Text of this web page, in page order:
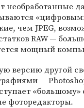
необработанные
чем JPEG,
RAW —
мощный
версию другой
—
фоторедакторы.